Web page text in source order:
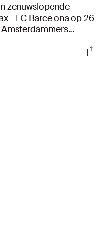
zenuwslopende
- FC Barcelona op 26
van Thulani
Geniet precies